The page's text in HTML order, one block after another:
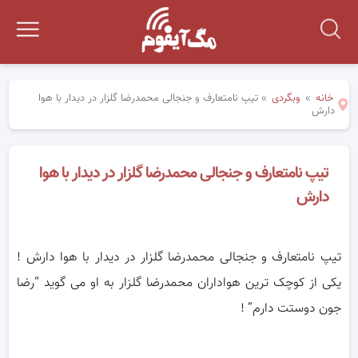
خانه » وبگردی »تیپ نامتعارف و جنجالی محمدرضا گلزار در دیدار با هوا
دارش
تیپ نامتعارف و جنجالی محمدرضا گلزار در دیدار با هوا
دارش
تیپ نامتعارف و جنجالی محمدرضا گلزار در دیدار با هوا دارش !
یکی از کوچک ترین هواداران محمدرضا گلزار به او می گوید “رضا
جون دوستت دارم” !